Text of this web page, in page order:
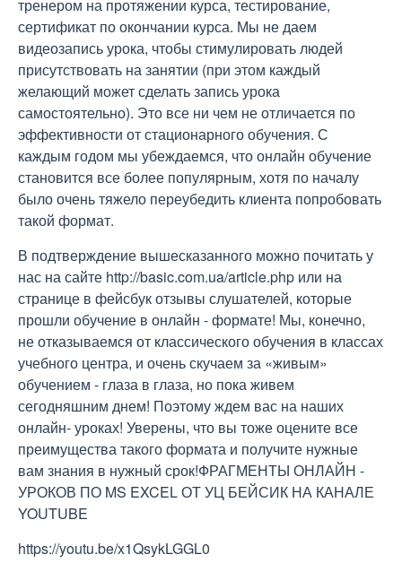
тренером на протяжении курса, тестирование,
сертификат по окончании курса. Мы не даем
видеозапись урока, чтобы стимулировать людей
присутствовать на занятии (при этом каждый
желающий может сделать запись урока
самостоятельно). Это все ни чем не отличается по
эффективности от стационарного обучения. С
каждым годом мы убеждаемся, что онлайн обучение
становится все более популярным, хотя по началу
было очень тяжело переубедить клиента попробовать
такой формат.
В подтверждение вышесказанного можно почитать у
нас на сайте http://basic.com.ua/article.php или на
странице в фейсбук отзывы слушателей, которые
прошли обучение в онлайн - формате! Мы, конечно,
не отказываемся от классического обучения в классах
учебного центра, и очень скучаем за «живым»
обучением - глаза в глаза, но пока живем
сегодняшним днем! Поэтому ждем вас на наших
онлайн- уроках! Уверены, что вы тоже оцените все
преимущества такого формата и получите нужные
вам знания в нужный срок!ФРАГМЕНТЫ ОНЛАЙН -
УРОКОВ ПО MS EXCEL ОТ УЦ БЕЙСИК НА КАНАЛЕ
YOUTUBE
https://youtu.be/x1QsykLGGL0